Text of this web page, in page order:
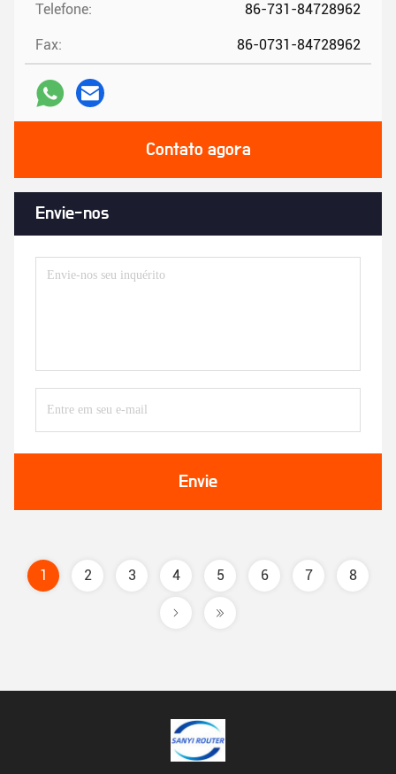
Telefone: 86-731-84728962
Fax: 86-0731-84728962
Contato agora
Envie-nos
Envie
1 2 3 4 5 6 7 8